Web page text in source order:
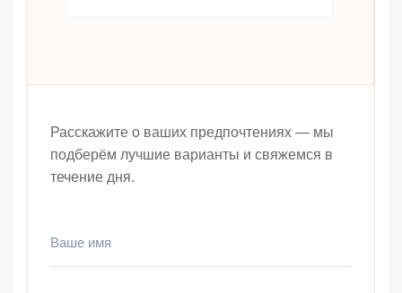
Расскажите о ваших предпочтениях — мы
подберём лучшие варианты и свяжемся в
течение дня.